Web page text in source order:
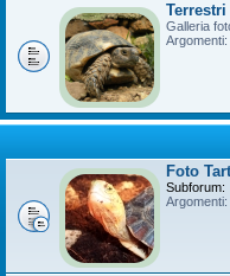
Galleria
Argomenti:
Foto
Subforum:
Argomenti: